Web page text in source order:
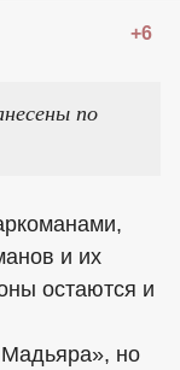
+6
по
и их
остаются и
но